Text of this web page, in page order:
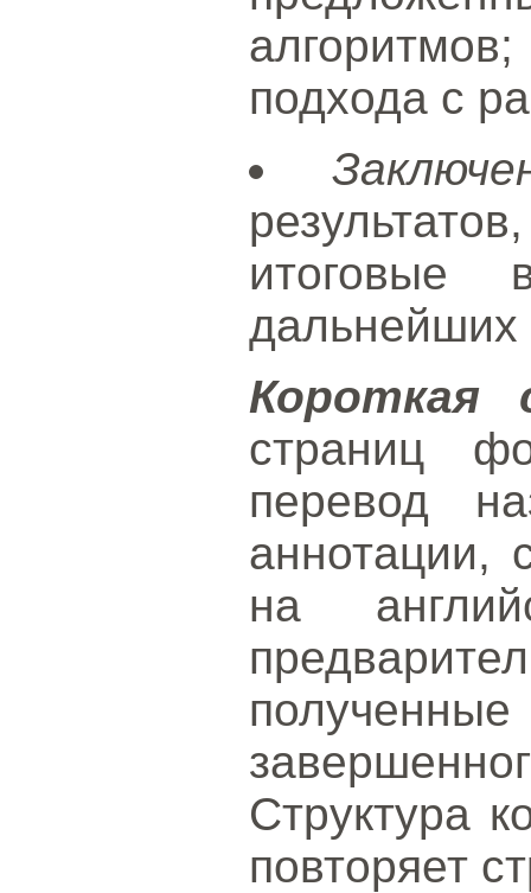
подхода с
итоговые
дальнейших
Короткая
страниц
перевод
аннотации,
на
Структура
повторяет